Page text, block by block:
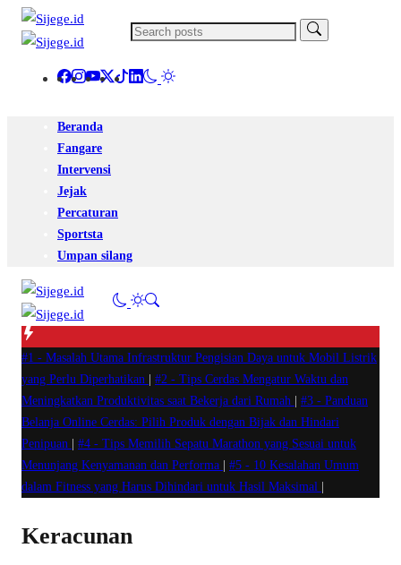
Beranda
Fangare
Intervensi
Jejak
Percaturan
Sportsta
Umpan silang
#1 - Masalah Utama Infrastruktur Pengisian Daya untuk Mobil Listrik
yang Perlu Diperhatikan
#2 - Tips Cerdas Mengatur Waktu dan
Meningkatkan Produktivitas saat Bekerja dari Rumah
#3 - Panduan
Belanja Online Cerdas: Pilih Produk dengan Bijak dan Hindari
Penipuan
#4 - Tips Memilih Sepatu Marathon yang Sesuai untuk
Menunjang Kenyamanan dan Performa
#5 - 10 Kesalahan Umum
dalam Fitness yang Harus Dihindari untuk Hasil Maksimal
Keracunan